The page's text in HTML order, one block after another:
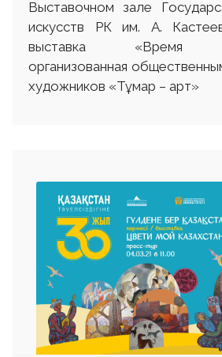
Выставочном зале
искусств РК им. А.
выставка «Время
организованная
художников «Тұмар – арт»